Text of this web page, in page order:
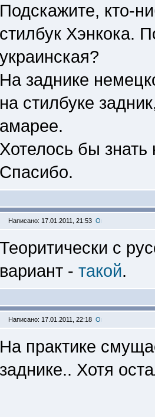
Подскажите, кто-
стилбук Хэнкока.
украинская?
На заднике
на стилбуке
амарее.
Хотелось бы знать
Спасибо.
Написано: 17.01.2011, 21:53
Теоритически с
вариант - такой.
Написано: 17.01.2011, 22:18
На практике
заднике.. Хотя